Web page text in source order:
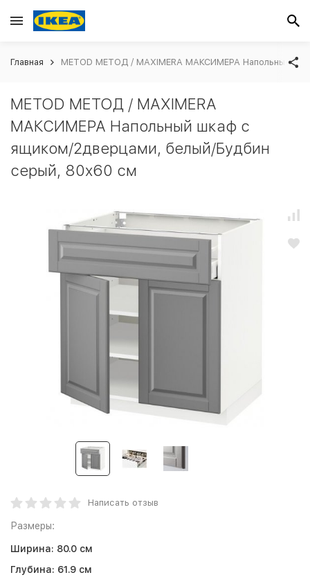
Главная METOD МЕТОД / MAXIMERA МАКСИМЕРА Напольный
METOD МЕТОД / MAXIMERA
МАКСИМЕРА Напольный шкаф с
ящиком/2дверцами, белый/Будбин
серый, 80x60 см
Написать отзыв
Размеры:
Ширина: 80.0 см
Глубина: 61.9 см